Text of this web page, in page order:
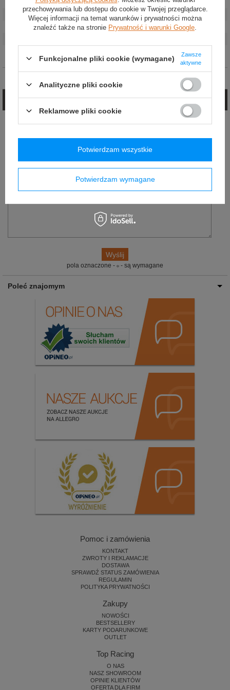
Kolor:
Granatowy
Grupa wiekowa
Dorośli
Marka:
Sparco
Zadaj pytanie
tylko będzie to możliwe.
pola oznaczone - - są wymagane
Poleć znajomym
Pomoc i zamówienia
KONTAKT
ZWROTY I REKLAMACJE
DOSTAWA
SPRAWDŹ STATUS ZAMÓWIENIA
REGULAMIN
POLITYKA PRYWATNOŚCI
Zakupy
NOWOŚCI
BESTSELLERY
KARTY PODARUNKOWE
OUTLET
Top Racing
O NAS
NASZ SHOWROOM
OPINIE KLIENTÓW
OFERTA DLA FIRM
przechowywania lub dostępu do cookie w Twojej przeglądarce.
Więcej informacji na temat warunków i prywatności można
znaleźć także na stronie Prywatność i warunki Google
Funkcjonalne pliki cookie (wymagane)
Zawsze
aktywne
Analityczne pliki cookie
Reklamowe pliki cookie
Potwierdzam wymagane
Potwierdzam wszystkie